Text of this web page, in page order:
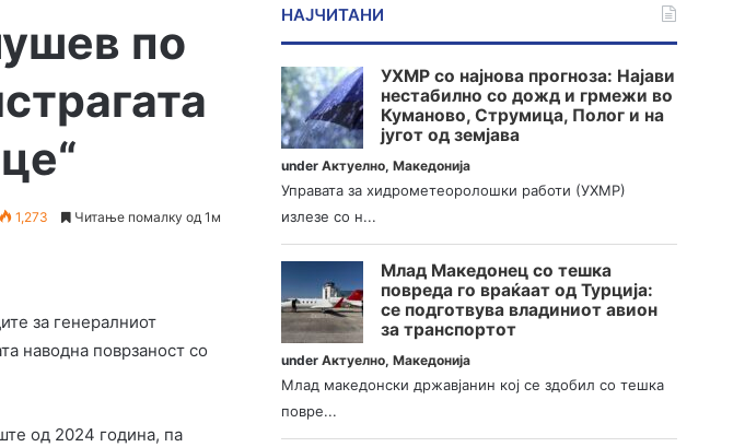
по
1,273 Читање помалку од 1м
за генералниот
наводна поврзаност со
од 2024 година, па
НАЈЧИТАНИ
УХМР со најнова прогноза: Најави
нестабилно со дожд и грмежи во
Куманово, Струмица, Полог и на
југот од земјава
underАктуелно,Македонија
Управата за хидрометеоролошки работи (УХМР)
излезе со н...
Млад Македонец со тешка
повреда го враќаат од Турција:
се подготвува владиниот авион
за транспортот
underАктуелно,Македонија
Млад македонски државјанин кој се здобил со тешка
повре...